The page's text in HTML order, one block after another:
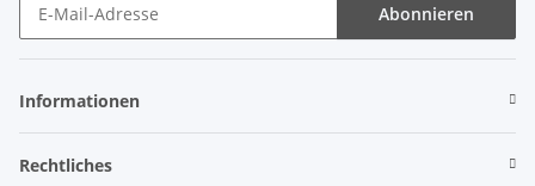
Abonnieren
Informationen
Rechtliches